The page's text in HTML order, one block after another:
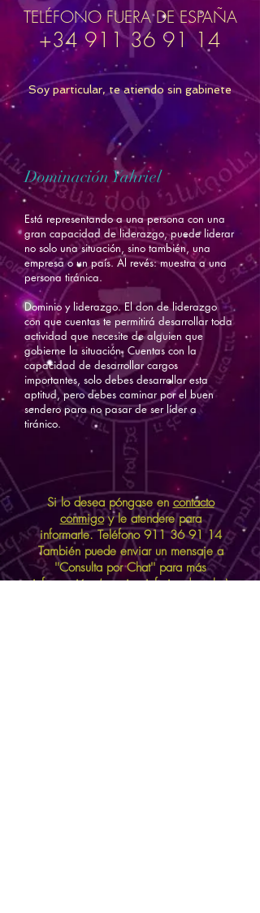
TELÉFONO FUERA DE ESPAÑA
+34 911 36 91 14
Soy particular, te atiendo sin gabinete
Dominación Yahriel
Está representando a una persona con una
gran capacidad de liderazgo, puede liderar
no solo una situación, sino también, una
empresa o un país. Al revés: muestra a una
persona tiránica.
Dominio y liderazgo. El don de liderazgo
con que cuentas te permitirá desarrollar toda
actividad que necesite de alguien que
gobierne la situación. Cuentas con la
capacidad de desarrollar cargos
importantes, solo debes desarrollar esta
aptitud, pero debes caminar por el buen
sendero para no pasar de ser líder a
tiránico.
Si lo desea póngase encontacto
conmigoy le atendere para
informarle. Teléfono 911 36 91 14
También puede enviar un mensaje a
''Consulta por Chat'' para más
información. (esquina inferior derecha)